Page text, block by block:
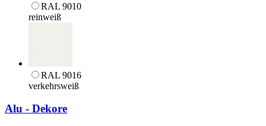
RAL 9010
reinweiß
RAL 9016
verkehrsweiß
Alu - Dekore